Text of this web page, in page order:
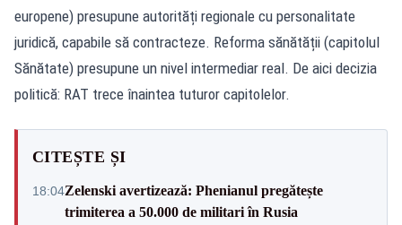
europene) presupune autorități regionale cu personalitate
juridică, capabile să contracteze. Reforma sănătății (capitolul
Sănătate) presupune un nivel intermediar real. De aici decizia
politică: RAT trece înaintea tuturor capitolelor.
CITEȘTE ȘI
18:04Zelenski avertizează: Phenianul pregătește
trimiterea a 50.000 de militari în Rusia